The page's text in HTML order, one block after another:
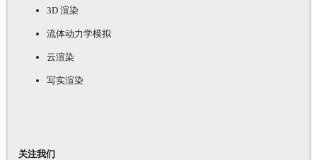
3D 渲染
流体动力学模拟
云渲染
写实渲染
关注我们